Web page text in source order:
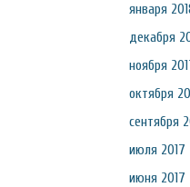
января
декабря
ноября
октября
сентября
июля 2017
июня 2017